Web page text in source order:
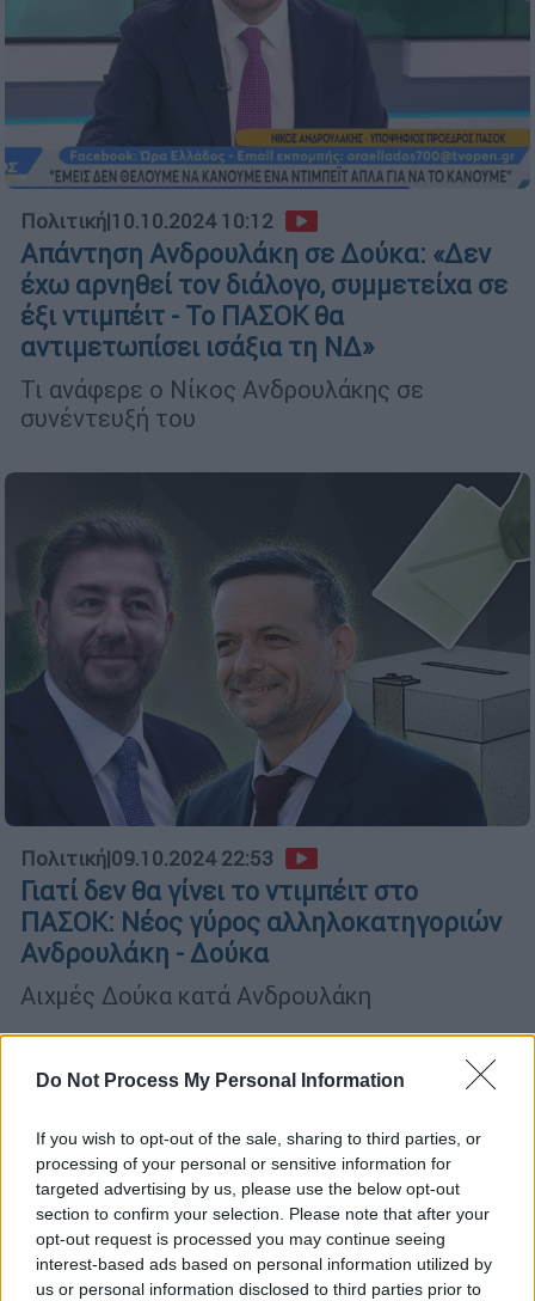
Do Not Process My Personal Information
If you wish to opt-out of the sale, sharing to third parties, or
processing of your personal or sensitive information for
targeted advertising by us, please use the below opt-out
section to confirm your selection. Please note that after your
opt-out request is processed you may continue seeing
interest-based ads based on personal information utilized by
us or personal information disclosed to third parties prior to
Πολιτική|10.10.2024 10:12
Απάντηση Ανδρουλάκη σε Δούκα: «Δεν
έχω αρνηθεί τον διάλογο, συμμετείχα σε
έξι ντιμπέιτ - Το ΠΑΣΟΚ θα
αντιμετωπίσει ισάξια τη ΝΔ»
Τι ανάφερε ο Νίκος Ανδρουλάκης σε
συνέντευξή του
Πολιτική|09.10.2024 22:53
Γιατί δεν θα γίνει το ντιμπέιτ στο
ΠΑΣΟΚ: Νέος γύρος αλληλοκατηγοριών
Ανδρουλάκη - Δούκα
Αιχμές Δούκα κατά Ανδρουλάκη